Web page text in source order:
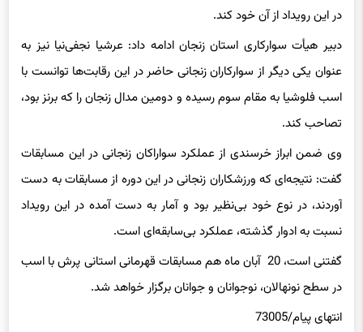
در این رویداد از آن خود کند.
دبیر هیأت سوارکاری استان زنجان ادامه داد: عرشیا نجفی‌نیا نیز به
عنوان یکی دیگر از سوارکاران زنجانی حاضر در این رقابت‌ها توانست با
اسب فلوشیا به مقام سوم رسیده و دومین مدال زنجان را که برنز بود،
تصاحب کند.
وی ضمن ابراز خرسندی از عملکرد سواراکان زنجانی در این مسابقات
گفت: نتیجه‌ای که ورزشکاران زنجانی در این دوره از مسابقات به دست
آوردند، در نوع خود بی‌نظیر بود و آمار به دست آمده در این رویداد
نسبت به ادوار گذشته، عملکرد بی‌سابقه‌ای است.
گفتنی است، 20 آبان ماه هم مسابقات قهرمانی استانی پرش با اسب
در سطح نونهالان، نوجوانان و جوانان برگزار خواهد شد.
انتهایپیام/73005